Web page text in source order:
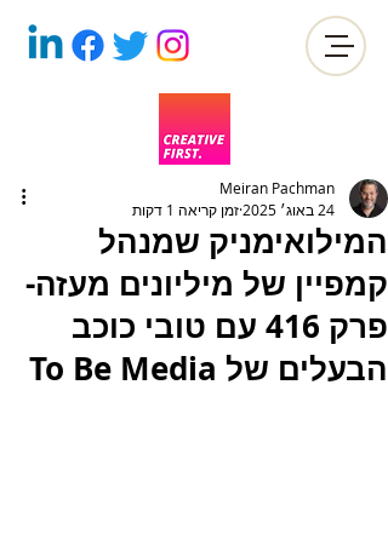
המילואימניק שמנהל
קמפיין של מיליונים מעזה-
פרק 416 עם טובי כוכב
הבעלים של To Be Media
Meiran Pachman
24 באוג׳ 2025
זמן קריאה 1 דקות